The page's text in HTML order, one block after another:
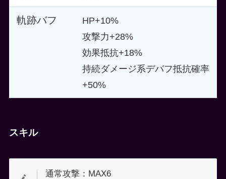
軌跡バフ
HP+10%
攻撃力+28%
効果抵抗+18%
持続ダメージ系デバフ抵抗確率
+50%
スキル
通常攻撃：MAX6